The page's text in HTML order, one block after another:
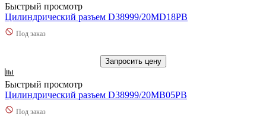
Быстрый просмотр
Цилиндрический разъем D38999/20MD18PB
Под заказ
Запросить цену
Быстрый просмотр
Цилиндрический разъем D38999/20MB05PB
Под заказ